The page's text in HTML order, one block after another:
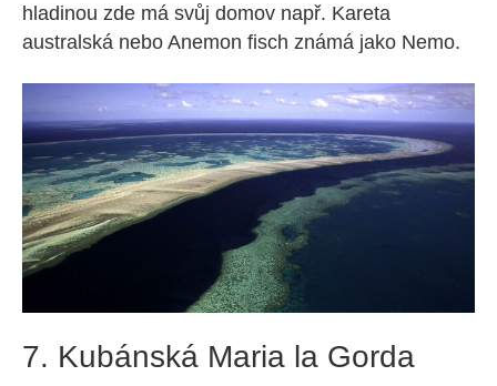
hladinou zde má svůj domov např. Kareta
australská nebo Anemon fisch známá jako Nemo.
7. Kubánská Maria la Gorda